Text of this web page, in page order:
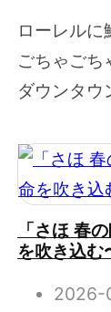
ローレル
ごちゃごち
ダウンタ
「さほ 春
を吹き込む
2026-